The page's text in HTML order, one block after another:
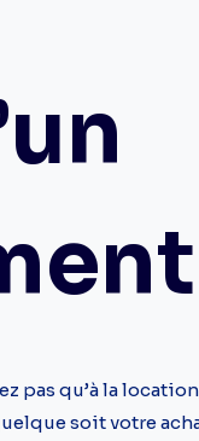
pas qu’à la
soit votre